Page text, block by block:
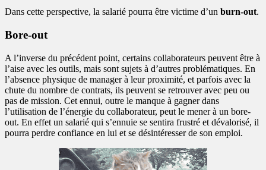
Dans cette perspective, la salarié pourra être victime d’un burn-out.
Bore-out
A l’inverse du précédent point, certains collaborateurs peuvent être à
l’aise avec les outils, mais sont sujets à d’autres problématiques. En
l’absence physique de manager à leur proximité, et parfois avec la
chute du nombre de contrats, ils peuvent se retrouver avec peu ou
pas de mission. Cet ennui, outre le manque à gagner dans
l’utilisation de l’énergie du collaborateur, peut le mener à un bore-
out. En effet un salarié qui s’ennuie se sentira frustré et dévalorisé, il
pourra perdre confiance en lui et se désintéresser de son emploi.